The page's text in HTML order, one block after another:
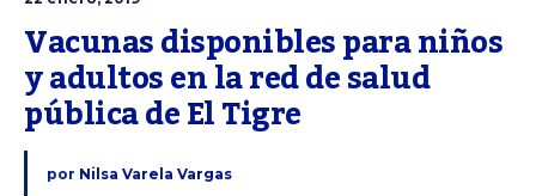
Vacunas disponibles para niños
y adultos en la red de salud
pública de El Tigre
por Nilsa Varela Vargas